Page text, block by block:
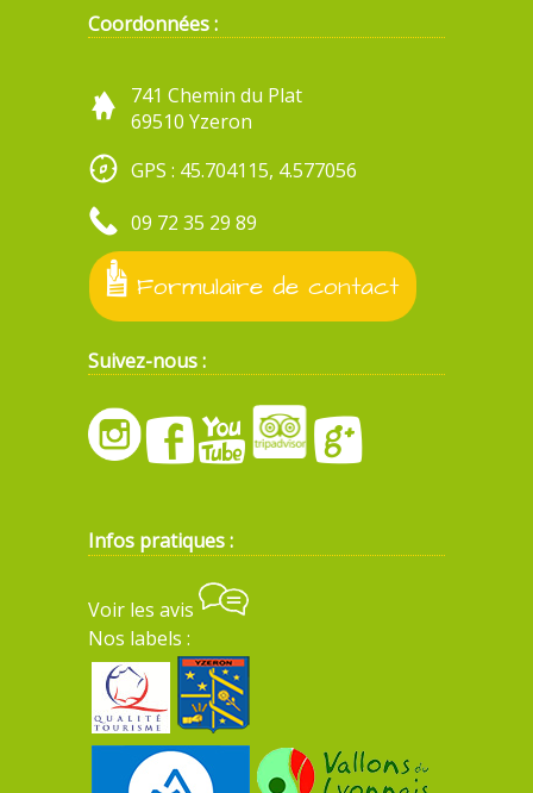
Coordonnées :
741 Chemin du Plat
69510 Yzeron
GPS : 45.704115, 4.577056
09 72 35 29 89
Formulaire de contact
Suivez-nous :
Infos pratiques :
Voir les avis
Nos labels :